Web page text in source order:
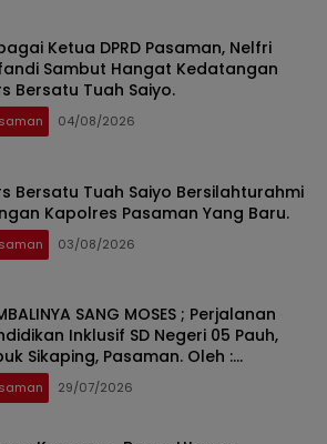
Ketua DPRD Pasaman, Nelfri
Sambut Hangat Kedatangan
Bersatu Tuah Saiyo.
04/08/2026
Bersatu Tuah Saiyo Bersilahturahmi
Kapolres Pasaman Yang Baru.
03/08/2026
SANG MOSES ; Perjalanan
Inklusif SD Negeri 05 Pauh,
Sikaping, Pasaman. Oleh :
Ismar SS ( Guru SDN Pauh ,
Sikaping, Pasaman.)
29/07/2026